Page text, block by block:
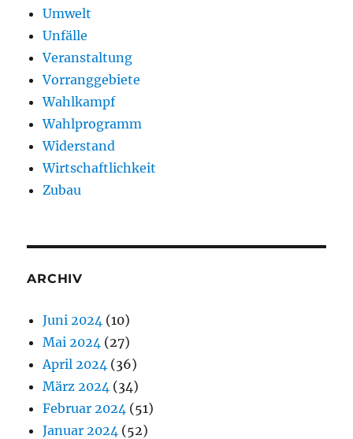
Umwelt
Unfälle
Veranstaltung
Vorranggebiete
Wahlkampf
Wahlprogramm
Widerstand
Wirtschaftlichkeit
Zubau
ARCHIV
Juni 2024 (10)
Mai 2024 (27)
April 2024 (36)
März 2024 (34)
Februar 2024 (51)
Januar 2024 (52)